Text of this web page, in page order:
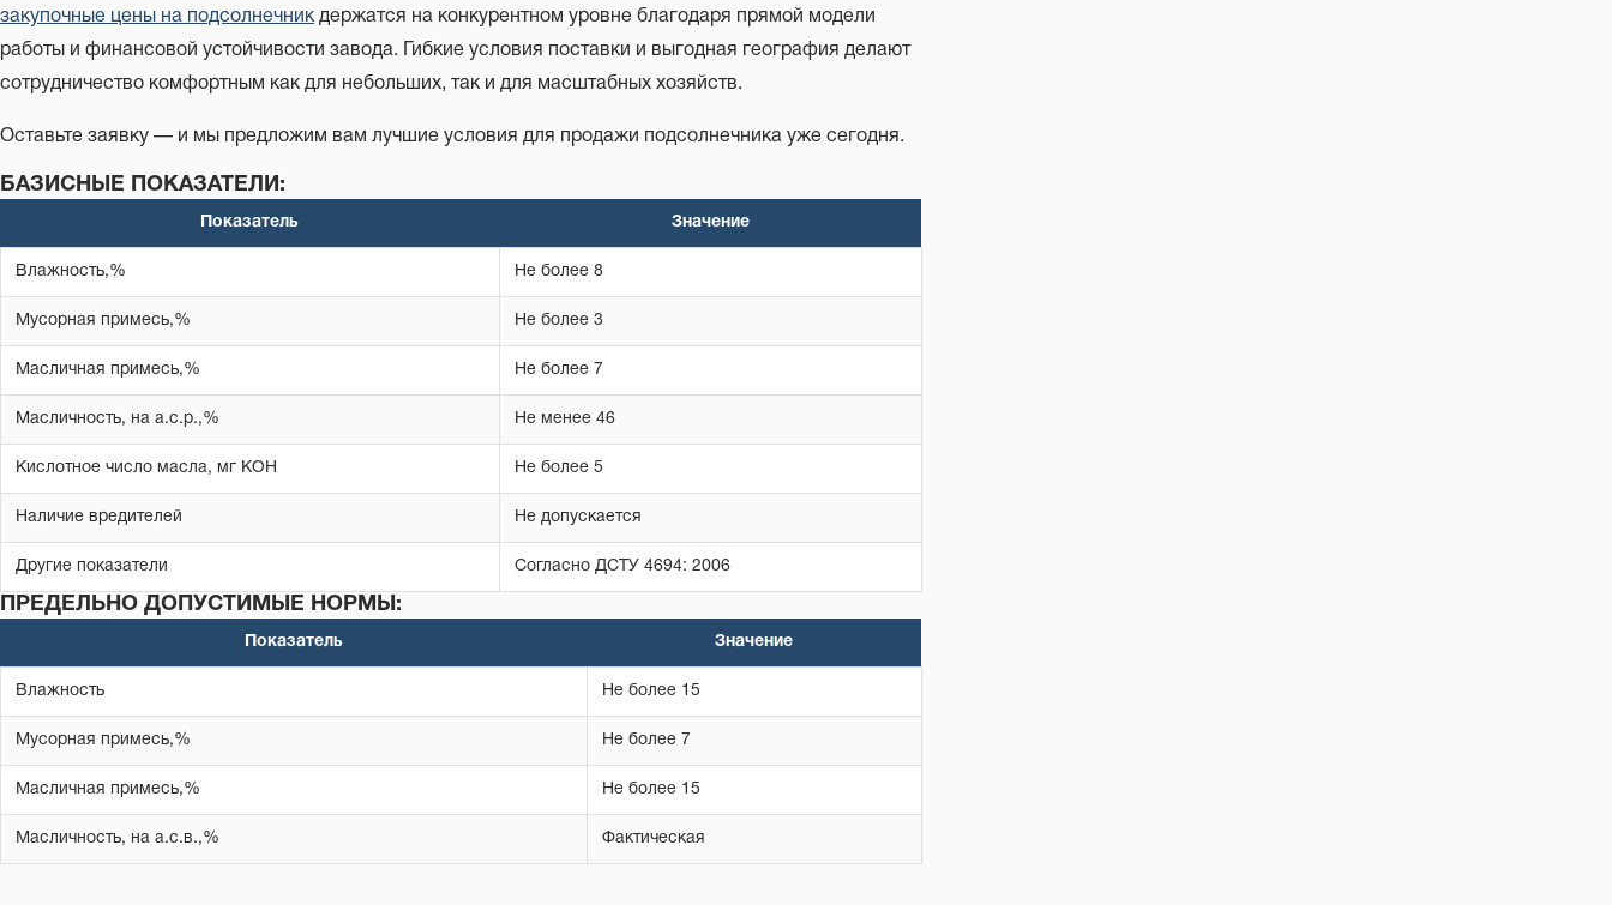
закупочные цены на подсолнечникдержатся на конкурентном уровне благодаря прямой модели
работы и финансовой устойчивости завода. Гибкие условия поставки и выгодная география делают
сотрудничество комфортным как для небольших, так и для масштабных хозяйств.
Оставьте заявку — и мы предложим вам лучшие условия для продажи подсолнечника уже сегодня.
БАЗИСНЫЕ ПОКАЗАТЕЛИ:
Показатель Значение
Влажность,% Не более 8
Мусорная примесь,% Не более 3
Масличная примесь,% Не более 7
Масличность, на а.с.р.,% Не менее 46
Кислотное число масла, мг КОН Не более 5
Наличие вредителей Не допускается
Другие показатели Согласно ДСТУ 4694: 2006
ПРЕДЕЛЬНО ДОПУСТИМЫЕ НОРМЫ:
Показатель Значение
Влажность Не более 15
Мусорная примесь,% Не более 7
Масличная примесь,% Не более 15
Масличность, на а.с.в.,% Фактическая